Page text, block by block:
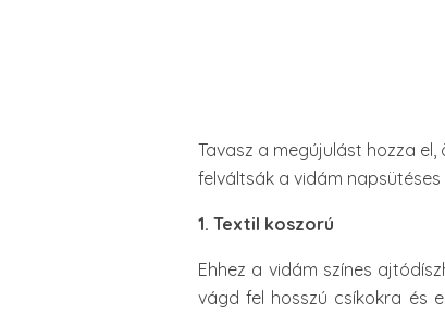
Tavasz a megújulást hozza
felváltsák a vidám
1. Textil koszorú
Ehhez a vidám színes
vágd fel hosszú csíkokra és